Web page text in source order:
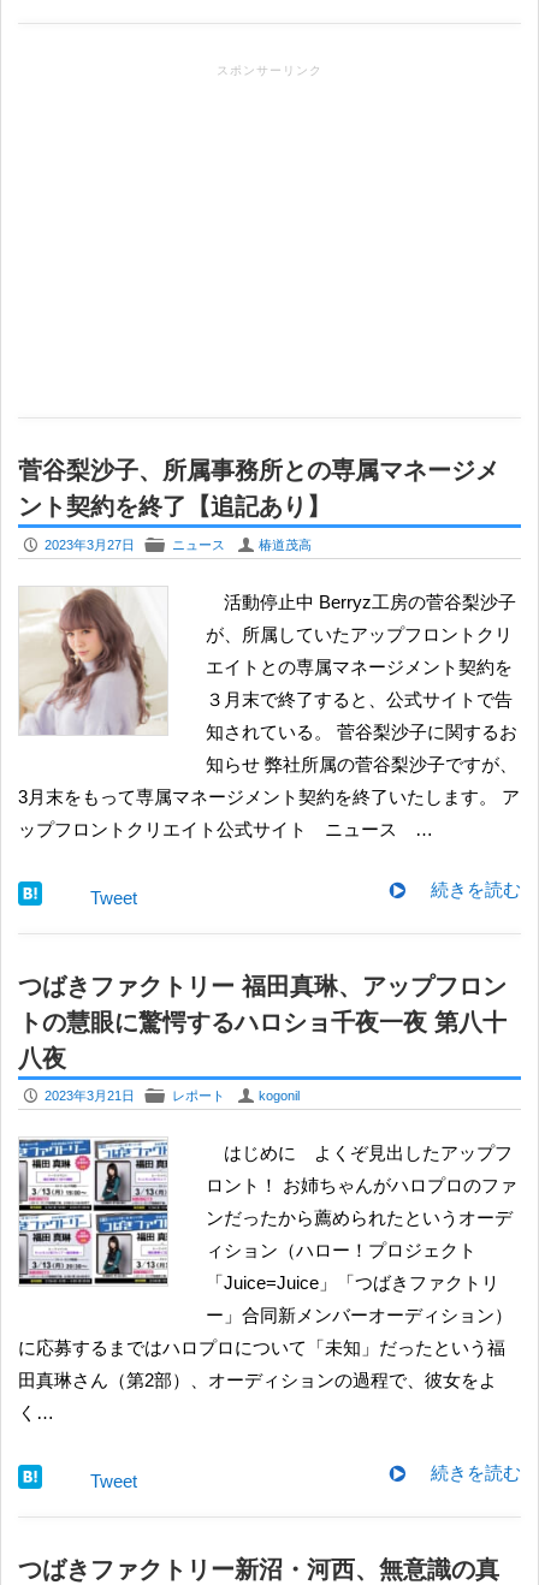
スポンサーリンク
菅谷梨沙子、所属事務所との専属マネージメ
ント契約を終了【追記あり】
P 2023年3月27日 F ニュース U 椿道茂高
活動停止中 Berryz工房の菅谷梨沙子
が、所属していたアップフロントクリ
エイトとの専属マネージメント契約を
３月末で終了すると、公式サイトで告
知されている。 ​菅谷梨沙子に関するお
知らせ 弊社所属の菅谷梨沙子ですが、
3月末をもって専属マネージメント契約を終了いたします。 ア
ップフロントクリエイト公式サイト ニュース ​…
続きを読む
Tweet
つばきファクトリー 福田真琳、アップフロン
トの慧眼に驚愕するハロショ千夜一夜 第八十
八夜
P 2023年3月21日 F レポート U kogonil
はじめに よくぞ見出したアップフ
ロント！ お姉ちゃんがハロプロのファ
ンだったから薦められたというオーデ
ィション（ハロー！プロジェクト
「Juice=Juice」「つばきファクトリ
ー」合同新メンバーオーディション）
に応募するまではハロプロについて「未知」だったという福
田真琳さん（第2部）、オーディションの過程で、彼女をよ
く…
続きを読む
Tweet
つばきファクトリー新沼・河西、無意識の真